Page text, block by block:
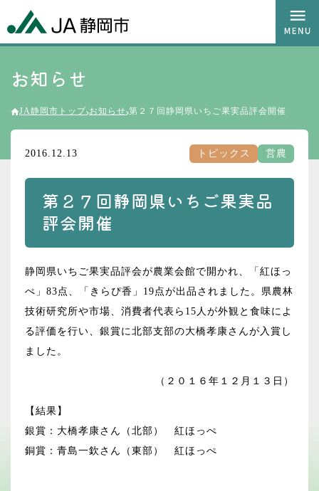
お知らせ
JA静岡市トップ お知らせ 第２７回静岡県いちご果実品評会開催
2016.12.13 トピックス 営農
第２７回静岡県いちご果実品
評会開催
静岡県いちご果実品評会が農業会館で開かれ、「紅ほっ
ぺ」 83点、「きらぴ香」 19点が出品されました。県農林
技術研究所や市場、消費者代表ら 15 人が外観と食味によ
る評価を行い、銀賞に北部支部の大橋孝康さんが入賞し
ました。
（２０１６年１２月１３日）
【結果】
銀賞：大橋孝康さん（北部） 紅ほっぺ
銅賞：青島一欽さん（東部） 紅ほっぺ